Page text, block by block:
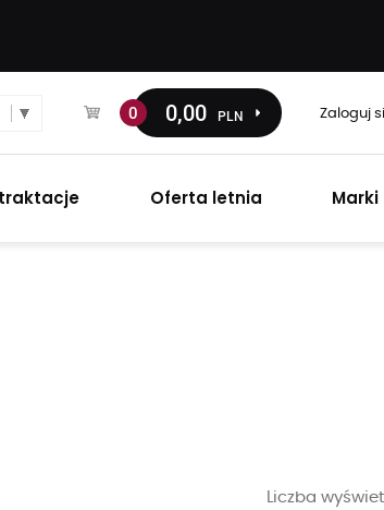
0 0,00 PLN Zaloguj
Oferta letnia Marki
Liczba